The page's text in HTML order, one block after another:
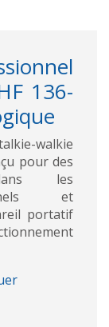
136-
walkie
pour des
les
et
portatif